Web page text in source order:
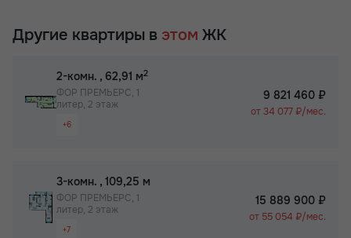
Другие квартиры в этом ЖК
2-комн. , 62,91 м2
ФОР ПРЕМЬЕРС, 1
литер, 2 этаж
+6
Паркинг
Собственный спортзал в ЖК
9 821 460 ₽
от 34 077 ₽/мес.
3-комн. , 109,25 м
ФОР ПРЕМЬЕРС, 1
литер, 2 этаж
+7
15 889 900 ₽
от 55 054 ₽/мес.